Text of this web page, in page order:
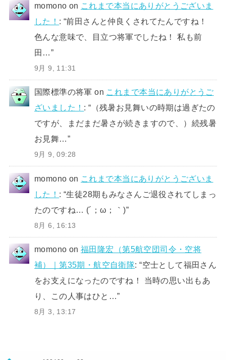
momono on これまで本当にありがとうございま
した！ : “前田さんと仲良くされてたんですね！
色んな意味で、目立つ将軍でしたね！ 私も前
田…”
9月 9, 11:31
国際標準の将軍 on これまで本当にありがとうご
ざいました！ : “ （残暑お見舞いの時期は過ぎたの
ですが、まだまだ暑さが続きますので、）続残暑
お見舞…”
9月 9, 09:28
momono on これまで本当にありがとうございま
した！ : “生徒28期もみなさんご退役されてしまっ
たのですね… (´；ω；｀)”
8月 6, 16:13
momono on福田隆宏（第5航空団司令・空将
補）｜第35期・航空自衛隊: “空士として福田さん
をお支えになったのですね！ 当時の思い出もあ
り、この人事はひと…”
8月 3, 13:17